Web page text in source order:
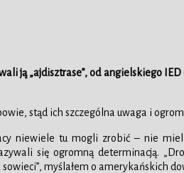
ją „ajdisztrase”, od angielskiego
stąd ich szczególna uwaga i
niewiele tu mogli zrobić – nie
się ogromną determinacją.
myślałem o amerykańskich